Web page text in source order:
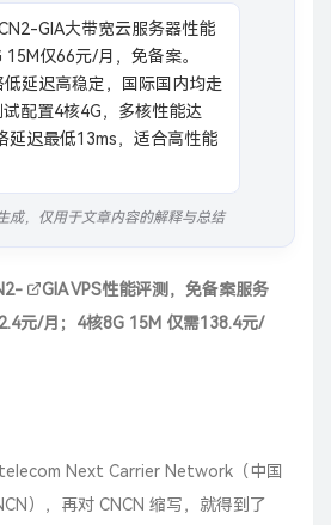
仅66元/月，免备案。
低延迟高稳定，国际国内均走
配置4核4G，多核性能达
延迟最低13ms，适合高性能
成，仅用于文章内容的解释与总结
- GIAVPS性能评测，免备案服务
元/月；4核8G 15M 仅需138.4元/
Next Carrier Network（中国
），再对 CNCN 缩写，就得到了